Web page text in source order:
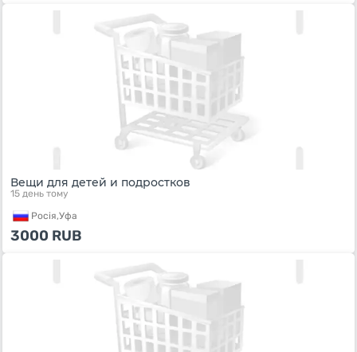
Вещи для детей и подростков
15 день тому
Росiя,Уфа
3000 RUB